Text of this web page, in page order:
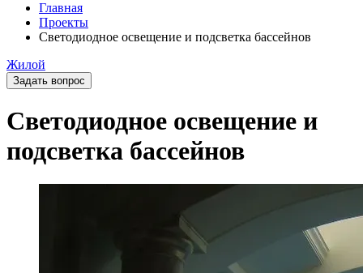
Главная
Проекты
Светодиодное освещение и подсветка бассейнов
Жилой
Задать вопрос
Светодиодное освещение и
подсветка бассейнов